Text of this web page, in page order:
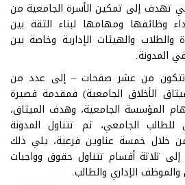
تهدف إلى تمكين الأسرة الجامعية من
وظائفها ومهامها لبناء الثقة بين
والطلاب والهيئات الإدارية وخاصة بين
المدونة.
تتكون من عشر صفحات – إلى عدد من
الأخلاق الجامعية) فمقدمة قصيرة
المؤسسة الجامعية، وهدف الميثاق،
للطالب الجامعي، ثم تتناول المدونة
من خلال خمسة عناوين فرعية، يلي ذلك
ثلاثة أقسام تتناول حقوق وواجبات
الإداري والطالب.